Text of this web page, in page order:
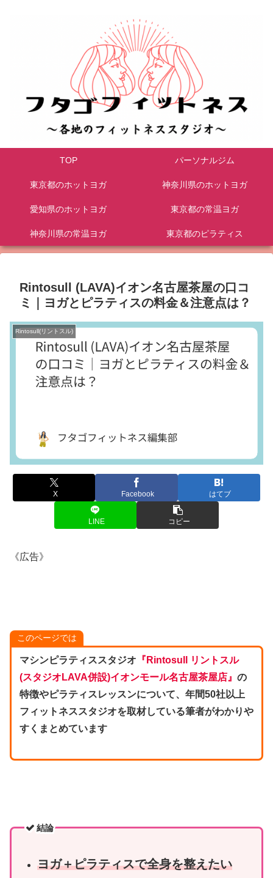
TOP パーソナルジム
東京都のホットヨガ 神奈川県のホットヨガ
愛知県のホットヨガ 東京都の常温ヨガ
神奈川県の常温ヨガ 東京都のピラティス
Rintosull (LAVA)イオン名古屋茶屋の口コ
ミ｜ヨガとピラティスの料金＆注意点は？
Rintosull(リントスル)
X Facebook はてブ
LINE コピー
《広告》
このページでは
マシンピラティススタジオ 『Rintosull リントスル
(スタジオLAVA併設)イオンモール名古屋茶屋店』 の
特徴やピラティスレッスンについて、年間50社以上
フィットネススタジオを取材している筆者がわかりや
すくまとめています
結論
ヨガ＋ピラティスで全身を整えたい